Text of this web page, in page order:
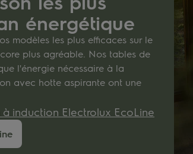
énergétique
modèles les plus efficaces sur le
plus agréable. Nos tables de
l'énergie nécessaire à la
avec hotte aspirante ont une
induction Electrolux EcoLine